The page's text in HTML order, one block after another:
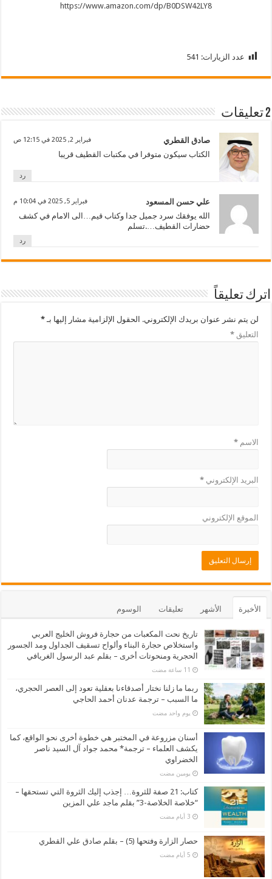
https://www.amazon.com/dp/B0DSW42LY8
عدد الزيارات: 541
2 تعليقات
صادق القطري فبراير 2, 2025 في 12:15 ص
الكتاب سيكون متوفرا في مكتبات القطيف قريبا
رد
علي حسن المسعود فبراير 5, 2025 في 10:04 م
الله يوفقك سرد جميل جدا وكتاب قيم…الى الامام في كشف
حضارات القطيف….تسلم
رد
اترك تعليقاً
لن يتم نشر عنوان بريدك الإلكتروني. الحقول الإلزامية مشار إليها بـ*
التعليق*
الاسم*
البريد الإلكتروني*
الموقع الإلكتروني
الأخيرة الأشهر تعليقات الوسوم
تاريخ نحت المكعبات من حجارة فروش الخليج العربي
واستخلاص حجارة البناء وألواح تسقيف الجداول ومد الجسور
الحجرية ومنحوتات أخرى – بقلم عبد الرسول الغريافي
ربما ما زلنا نختار أصدقاءنا بعقلية تعود إلى العصر الحجري،
ما السبب – ترجمة عدنان أحمد الحاجي
‏يوم واحد مضت
أسنان مزروعة في المختبر هي خطوة أخرى نحو الواقع، كما
يكشف العلماء – ترجمة* محمد جواد آل السيد ناصر
الخضراوي
‏يومين مضت
كتاب: 21 صفة للثروة… إجذب إليك الثروة التي تستحقها –
“خلاصة الخلاصة-3” بقلم ماجد علي المزين
حصار الزارة وفتحها (5) – بقلم صادق علي القطري